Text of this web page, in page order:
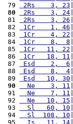
79
2Rs    3, 23
80
2Rs    3, 24
81
2Rs    3, 26
82
1Cr    1, 46
83
1Cr    4, 22
84
1Cr    8,  8
85
1Cr   11, 22
86
1Cr   18, 11
87
Esd    2,  6
88
Esd    8,  4
89
Esd   10, 30
90
  Ne    3, 11
91
  Ne    7, 11
92
  Ne   10, 15
93
  Sl   60, 10
94
  Sl  108, 10
95
  Is   11, 14